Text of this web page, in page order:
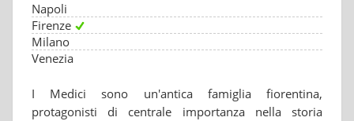
Napoli
Firenze
Milano
Venezia
I Medici sono un'antica famiglia fiorentina,
protagonisti di centrale importanza nella storia